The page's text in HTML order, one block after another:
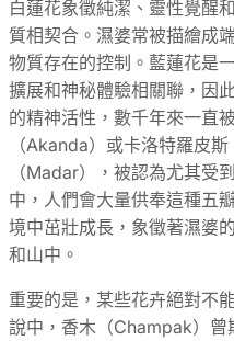
白蓮花象徵純潔、靈性覺醒
質相契合。濕婆常被描繪成
物質存在的控制。藍蓮花是
擴展和神秘體驗相關聯，因
的精神活性，數千年來一直
（Akanda）或卡洛特羅皮
（Madar），被認為尤其受
中，人們會大量供奉這種五
境中茁壯成長，象徵著濕婆
和山中。
重要的是，某些花卉絕對不
說中，香木（Champak）曾